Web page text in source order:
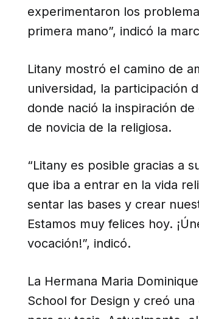
experimentaron los
primera mano”, indicó la
Litany mostró el camino de
universidad, la participación
donde nació la inspiración
de novicia de la religiosa.
“Litany es posible gracias a
que iba a entrar en la vida
sentar las bases y crear
Estamos muy felices hoy.
vocación!”, indicó.
La Hermana Maria
School for Design y creó